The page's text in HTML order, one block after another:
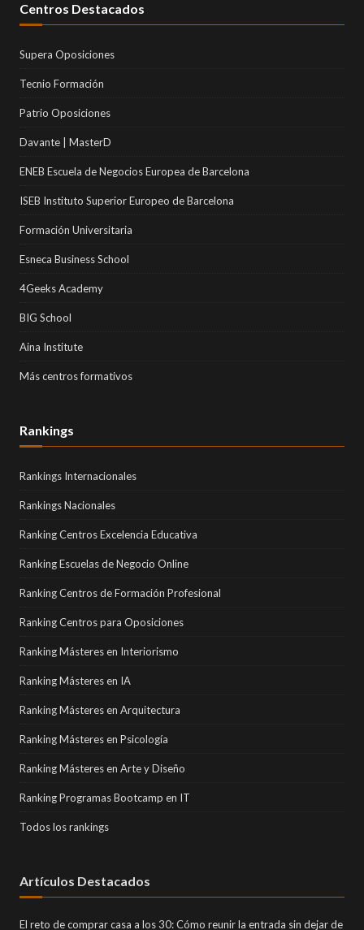
Centros Destacados
Supera Oposiciones
Tecnio Formación
Patrio Oposiciones
Davante | MasterD
ENEB Escuela de Negocios Europea de Barcelona
ISEB Instituto Superior Europeo de Barcelona
Formación Universitaria
Esneca Business School
4Geeks Academy
BIG School
Aina Institute
Más centros formativos
Rankings
Rankings Internacionales
Rankings Nacionales
Ranking Centros Excelencia Educativa
Ranking Escuelas de Negocio Online
Ranking Centros de Formación Profesional
Ranking Centros para Oposiciones
Ranking Másteres en Interiorismo
Ranking Másteres en IA
Ranking Másteres en Arquitectura
Ranking Másteres en Psicología
Ranking Másteres en Arte y Diseño
Ranking Programas Bootcamp en IT
Todos los rankings
Artículos Destacados
El reto de comprar casa a los 30: Cómo reunir la entrada sin dejar de